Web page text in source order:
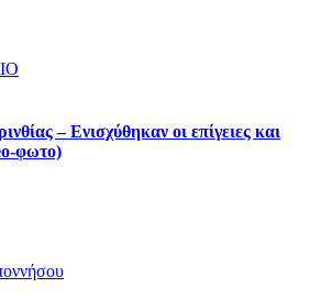
– Ενισχύθηκαν οι επίγειες και
φωτο)